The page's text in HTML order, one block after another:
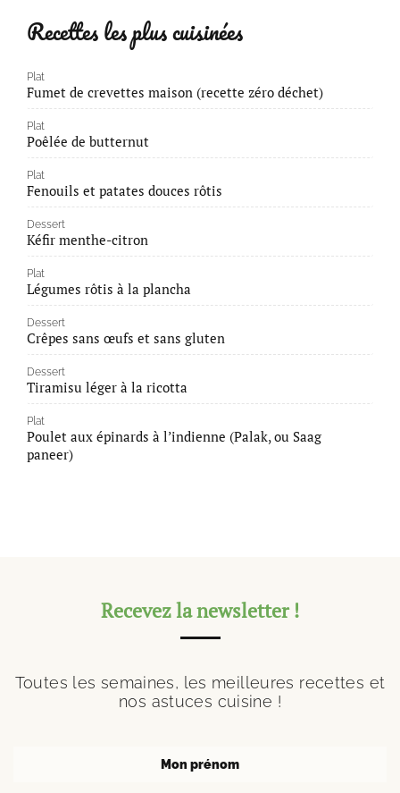
Recettes les plus cuisinées
Plat
Fumet de crevettes maison (recette zéro déchet)
Plat
Poêlée de butternut
Plat
Fenouils et patates douces rôtis
Dessert
Kéfir menthe-citron
Plat
Légumes rôtis à la plancha
Dessert
Crêpes sans œufs et sans gluten
Dessert
Tiramisu léger à la ricotta
Plat
Poulet aux épinards à l’indienne (Palak, ou Saag
paneer)
Recevez la newsletter !
Toutes les semaines, les meilleures recettes et
nos astuces cuisine !